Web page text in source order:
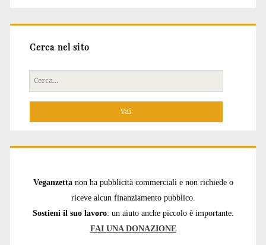
Cerca nel sito
Cerca
per:
Veganzetta non ha pubblicità commerciali e non richiede o
riceve alcun finanziamento pubblico.
Sostieni il suo lavoro: un aiuto anche piccolo è importante.
FAI UNA DONAZIONE